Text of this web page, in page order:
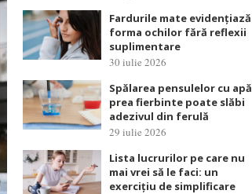
Fardurile mate evidențiază
forma ochilor fără reflexii
suplimentare
30 iulie 2026
Spălarea pensulelor cu apă
prea fierbinte poate slăbi
adezivul din ferulă
29 iulie 2026
Lista lucrurilor pe care nu
mai vrei să le faci: un
exercițiu de simplificare